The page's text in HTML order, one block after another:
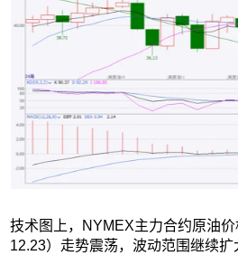
技术图上，NYMEX主力合约原油
12.23）走势震荡，波动范围继续